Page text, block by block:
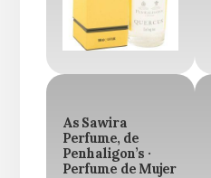
As Sawira
Perfume, de
Penhaligon’s ·
Perfume de Mujer